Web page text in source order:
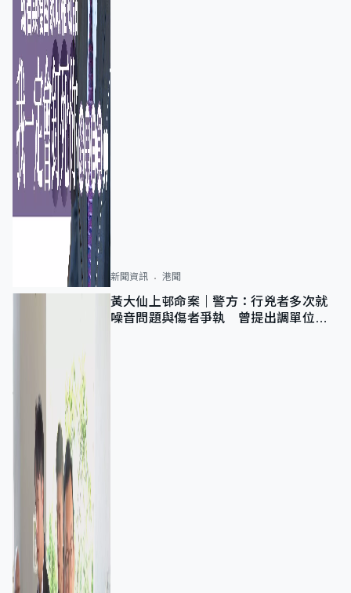
新聞資訊 港聞
黃大仙上邨命案｜警方：行兇者多次就
噪音問題與傷者爭執 曾提出調單位已